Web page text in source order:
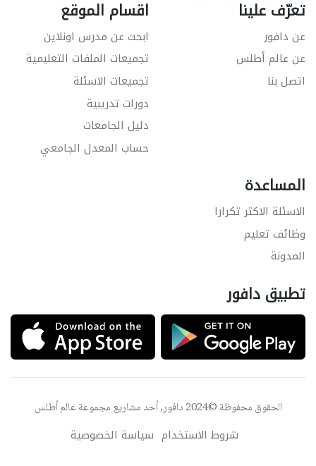
تعرّف علينا
عن دافور
عن عالم أطلس
اتصل بنا
اقسام الموقع
ابحث عن مدرس اونلاين
تجميعات الملفات التعليمية
تجميعات الاسئلة
دورات تدريبية
دليل الجامعات
حساب المعدل الجامعي
المساعدة
الاسئلة الاكثر تكرارا
وظائف تعليم
المدونة
تطبيق دافور
الحقوق محفوظة ©2024 دافور, أحد مشاريع مجموعة عالم أطلس
شروط الاستخدام سياسة الخصوصية